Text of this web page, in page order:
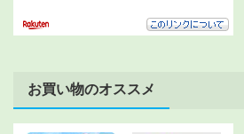
お買い物のオススメ